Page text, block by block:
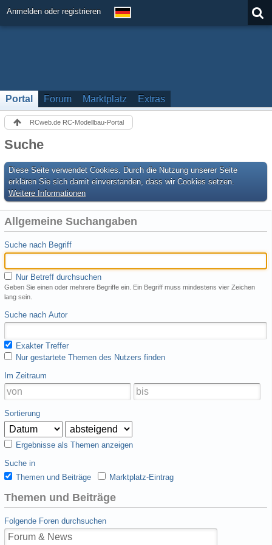
Anmelden oder registrieren
Portal Forum Marktplatz Extras
RCweb.de RC-Modellbau-Portal
Suche
Diese Seite verwendet Cookies. Durch die Nutzung unserer Seite
erklären Sie sich damit einverstanden, dass wir Cookies setzen.
Weitere Informationen
Allgemeine Suchangaben
Suche nach Begriff
Nur Betreff durchsuchen
Geben Sie einen oder mehrere Begriffe ein. Ein Begriff muss mindestens vier Zeichen
lang sein.
Suche nach Autor
Exakter Treffer
Nur gestartete Themen des Nutzers finden
Im Zeitraum
Sortierung
Ergebnisse als Themen anzeigen
Suche in
Themen und Beiträge
Marktplatz-Eintrag
Themen und Beiträge
Folgende Foren durchsuchen